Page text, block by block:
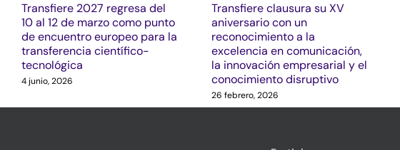
Transfiere 2027 regresa del
10 al 12 de marzo como punto
de encuentro europeo para la
transferencia científico-
tecnológica
4 junio, 2026
Transfiere clausura su XV
aniversario con un
reconocimiento a la
excelencia en comunicación,
la innovación empresarial y el
conocimiento disruptivo
26 febrero, 2026